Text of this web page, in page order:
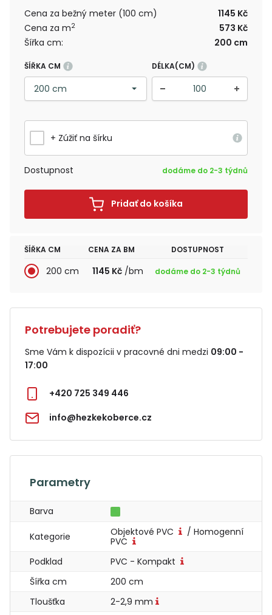
Cena za bežný meter (100 cm)
1145 Kč
Cena za m2
573 Kč
Šířka cm:
200 cm
ŠÍŘKA CM DÉLKA(CM)
+ Zúžiť na šírku
Dostupnost dodáme do 2-3 týdnů
Pridať do košíka
ŠÍŘKA CM CENA ZA BM DOSTUPNOST
200 cm 1145 Kč /bm dodáme do 2-3 týdnů
Potrebujete poradiť?
Sme Vám k dispozícii v pracovné dni medzi 09:00 -
17:00
+420 725 349 446
info@hezkekoberce.cz
Parametry
Barva
Kategorie Objektové PVC
/ Homogenní
PVC
Podklad
PVC - Kompakt
Šířka cm
200 cm
Tloušťka
2-2,9 mm